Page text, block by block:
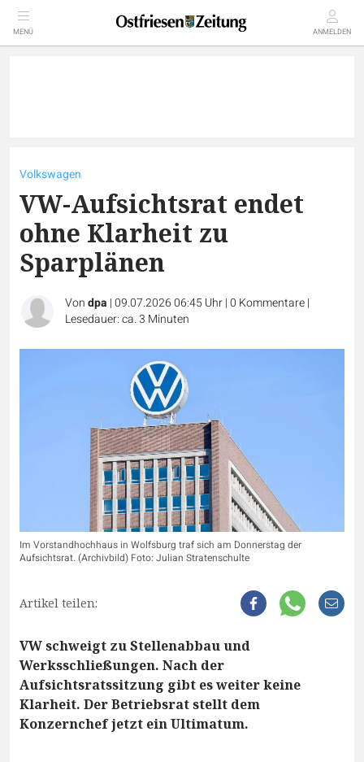
MENÜ ANMELDEN
Volkswagen
VW-Aufsichtsrat endet
ohne Klarheit zu
Sparplänen
Vondpa |09.07.2026 06:45 Uhr|0 Kommentare|
Lesedauer: ca. 3 Minuten
Im Vorstandhochhaus in Wolfsburg traf sich am Donnerstag der
Aufsichtsrat. (Archivbild) Foto: Julian Stratenschulte
Artikel teilen:
VW schweigt zu Stellenabbau und
Werksschließungen. Nach der
Aufsichtsratssitzung gibt es weiter keine
Klarheit. Der Betriebsrat stellt dem
Konzernchef jetzt ein Ultimatum.